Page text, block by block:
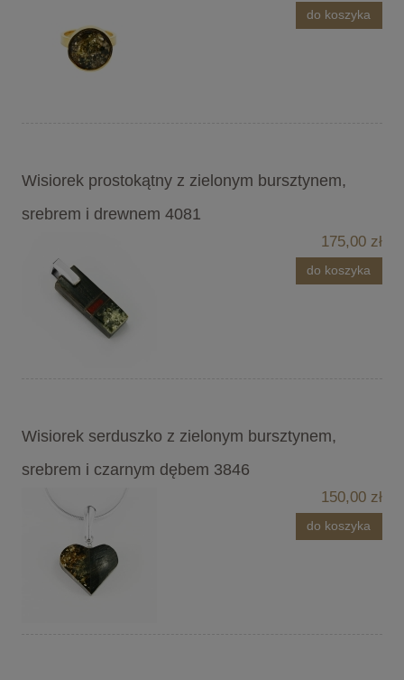
do koszyka
Wisiorek prostokątny z zielonym bursztynem,
srebrem i drewnem 4081
175,00 zł
do koszyka
Wisiorek serduszko z zielonym bursztynem,
srebrem i czarnym dębem 3846
150,00 zł
do koszyka